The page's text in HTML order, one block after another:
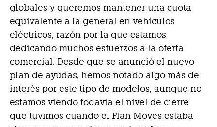
globales y queremos mantener una cuota
equivalente a la general en vehículos
eléctricos, razón por la que estamos
dedicando muchos esfuerzos a la oferta
comercial. Desde que se anunció el nuevo
plan de ayudas, hemos notado algo más de
interés por este tipo de modelos, aunque no
estamos viendo todavía el nivel de cierre
que tuvimos cuando el Plan Moves estaba